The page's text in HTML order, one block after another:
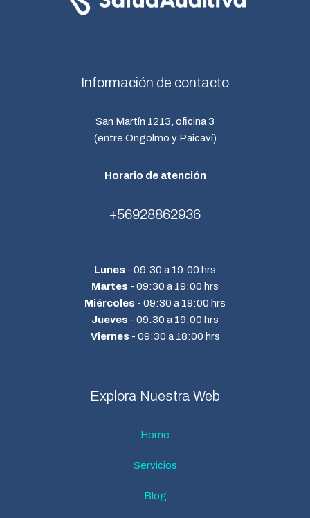
Información de contacto
San Martín 1213, oficina 3
(entre Ongolmo y Paicaví)
Horario de atención
+56928862936
Lunes - 09:30 a 19:00 hrs
Martes - 09:30 a 19:00 hrs
Miércoles - 09:30 a 19:00 hrs
Jueves - 09:30 a 19:00 hrs
Viernes - 09:30 a 18:00 hrs
Explora Nuestra Web
Home
Servicios
Blog